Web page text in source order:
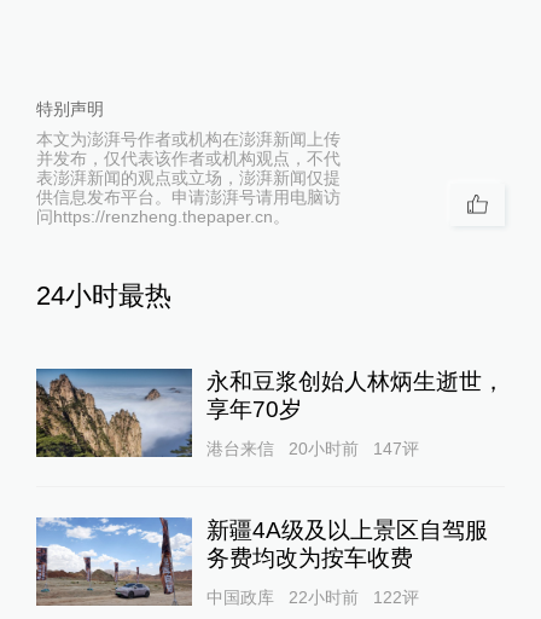
特别声明
本文为澎湃号作者或机构在澎湃新闻上传
并发布，仅代表该作者或机构观点，不代
表澎湃新闻的观点或立场，澎湃新闻仅提
供信息发布平台。申请澎湃号请用电脑访
问https://renzheng.thepaper.cn。
24小时最热
永和豆浆创始人林炳生逝世，
享年70岁
港台来信 20小时前 147评
新疆4A级及以上景区自驾服
务费均改为按车收费
中国政库 22小时前 122评